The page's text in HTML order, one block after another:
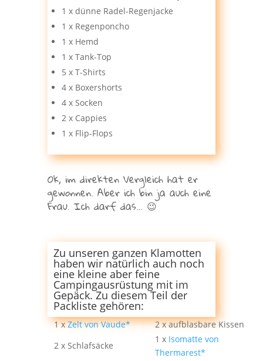
1 x dünne Radel-Regenjacke
1 x Regenponcho
1 x Hemd
1 x Tank-Top
5 x T-Shirts
4 x Boxershorts
4 x Socken
2 x Cappies
1 x Flip-Flops
Ok, im direkten Vergleich hat er
gewonnen. Aber ich bin ja auch eine
Frau. Ich darf das… 😉
Zu unseren ganzen Klamotten
haben wir natürlich auch noch
eine kleine aber feine
Campingausrüstung mit im
Gepäck. Zu diesem Teil der
Packliste gehören:
1 xZelt von Vaude*
2 x aufblasbare Kissen
2 x Schlafsäcke
1 x Isomatte von
Thermarest*